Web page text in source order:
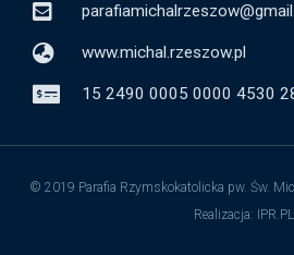
www.michal.rzeszow.pl
15 2490 0005 0000 4530
© 2019 Parafia Rzymskokatolicka pw. Św.
Realizacja: IPR.PL